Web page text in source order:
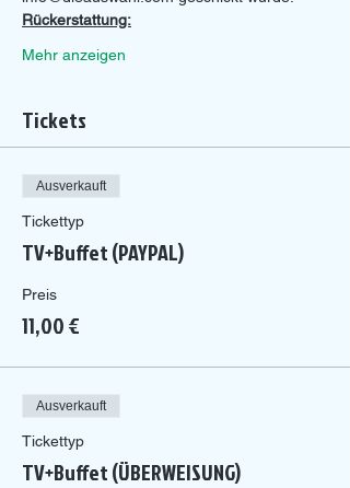
Rückerstattung:
Mehr anzeigen
Tickets
Ausverkauft
Tickettyp
TV+Buffet (PAYPAL)
Preis
11,00 €
Ausverkauft
Tickettyp
TV+Buffet (ÜBERWEISUNG)